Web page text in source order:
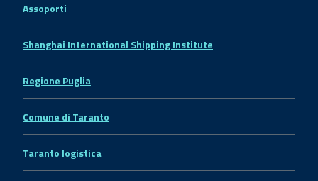
Assoporti
Shanghai International Shipping Institute
Regione Puglia
Comune di Taranto
Taranto logistica